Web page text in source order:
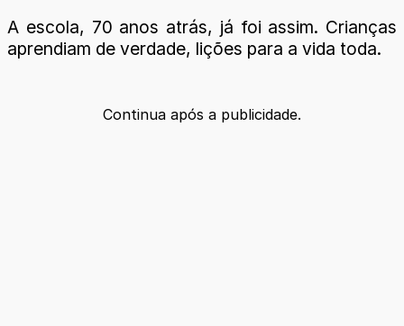
A escola, 70 anos atrás, já foi assim. Crianças
aprendiam de verdade, lições para a vida toda.
Continua após a publicidade.